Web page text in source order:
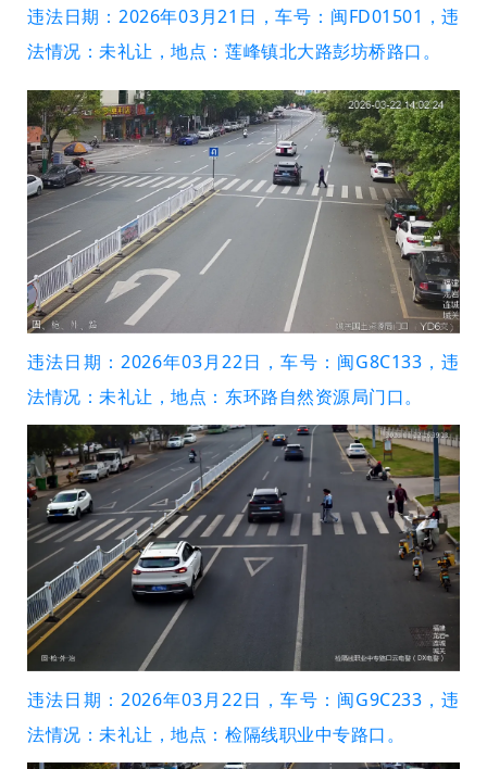
违法日期：2026年03月21日，车号：闽FD01501，违
法情况：未礼让，地点：莲峰镇北大路彭坊桥路口。
违法日期：2026年03月22日，车号：闽G8C133，违
法情况：未礼让，地点：东环路自然资源局门口。
违法日期：2026年03月22日，车号：闽G9C233，违
法情况：未礼让，地点：检隔线职业中专路口。